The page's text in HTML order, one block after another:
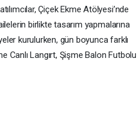
Çiçek Ekme Atölyesi’nde
birlikte tasarım yapmalarına
kurulurken, gün boyunca farklı
Canlı Langırt, Şişme Balon Futbolu